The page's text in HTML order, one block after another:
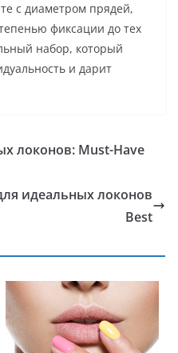
с диаметром прядей,
фиксации до тех
набор, который
и дарит
локонов: Must-Have
идеальных локонов
Best